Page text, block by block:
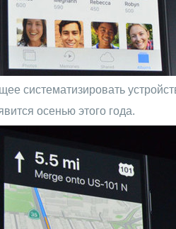
систематизировать
осенью этого года.